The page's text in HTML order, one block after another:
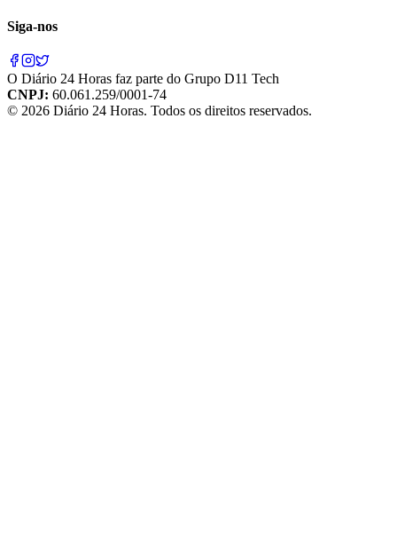
Siga-nos
O Diário 24 Horas faz parte do Grupo D11 Tech
CNPJ: 60.061.259/0001-74
© 2026 Diário 24 Horas. Todos os direitos reservados.